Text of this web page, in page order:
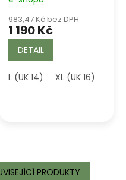
14) XL (UK 16)
983,47 Kč bez DPH
1 190 Kč
DETAIL
L (UK 14) XL (UK 16)
PRODUKTY